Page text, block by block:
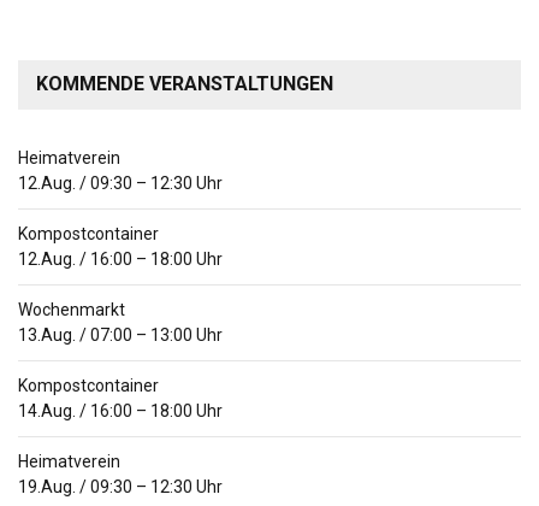
KOMMENDE VERANSTALTUNGEN
Heimatverein
12.Aug. /09:30 – 12:30 Uhr
Kompostcontainer
12.Aug. / 16:00 – 18:00 Uhr
Wochenmarkt
13.Aug. /07:00 – 13:00 Uhr
Kompostcontainer
14.Aug. / 16:00 – 18:00 Uhr
Heimatverein
19.Aug. /09:30 – 12:30 Uhr